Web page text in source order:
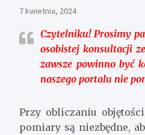
7 kwietnia, 2024
Czytelniku!Prosimy
osobistej konsultacji
zawsze powinno być
naszego portalu nie
Przy obliczaniu
pomiary są niezbędne,